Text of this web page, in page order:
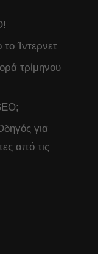
Ίντερνετ
τρίμηνου
για
από τις